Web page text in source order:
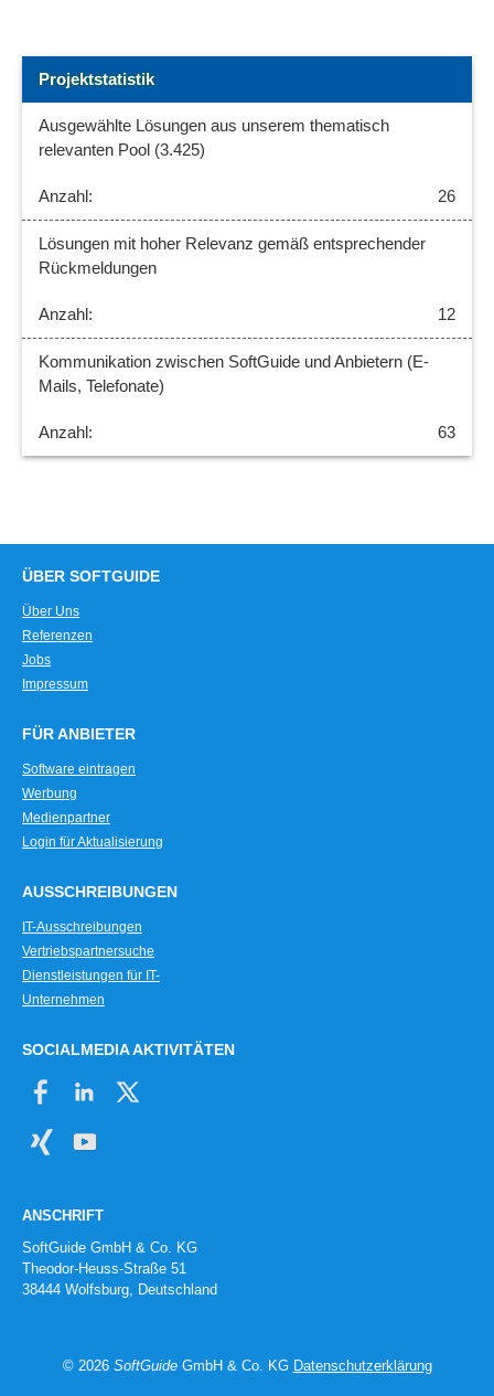
Projektstatistik
Ausgewählte Lösungen aus unserem thematisch
relevanten Pool (3.425)
26
Lösungen mit hoher Relevanz gemäß entsprechender
Rückmeldungen
12
Kommunikation zwischen SoftGuide und Anbietern (E-
Mails, Telefonate)
63
ÜBER SOFTGUIDE
Über Uns
Referenzen
Jobs
Impressum
FÜR ANBIETER
Software eintragen
Werbung
Medienpartner
Login für Aktualisierung
AUSSCHREIBUNGEN
IT-Ausschreibungen
Vertriebspartnersuche
Dienstleistungen für IT-
Unternehmen
SOCIALMEDIA AKTIVITÄTEN
ANSCHRIFT
SoftGuide GmbH & Co. KG
Theodor-Heuss-Straße 51
38444 Wolfsburg, Deutschland
© 2026 SoftGuideGmbH & Co. KG Datenschutzerklärung